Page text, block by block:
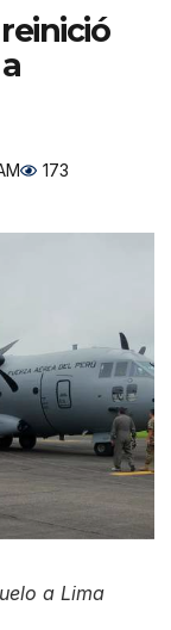
173
a Lima